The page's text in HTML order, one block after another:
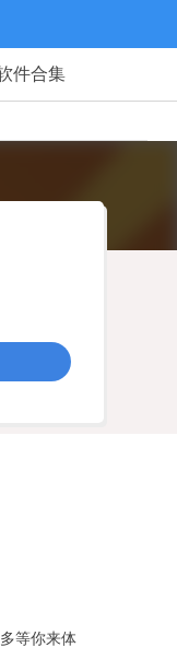
件合集
等你来体